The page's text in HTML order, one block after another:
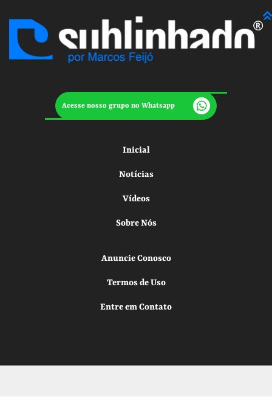
Acesse nosso grupo no Whatsapp
Inicial
Notícias
Vídeos
Sobre Nós
Anuncie Conosco
Termos de Uso
Entre em Contato